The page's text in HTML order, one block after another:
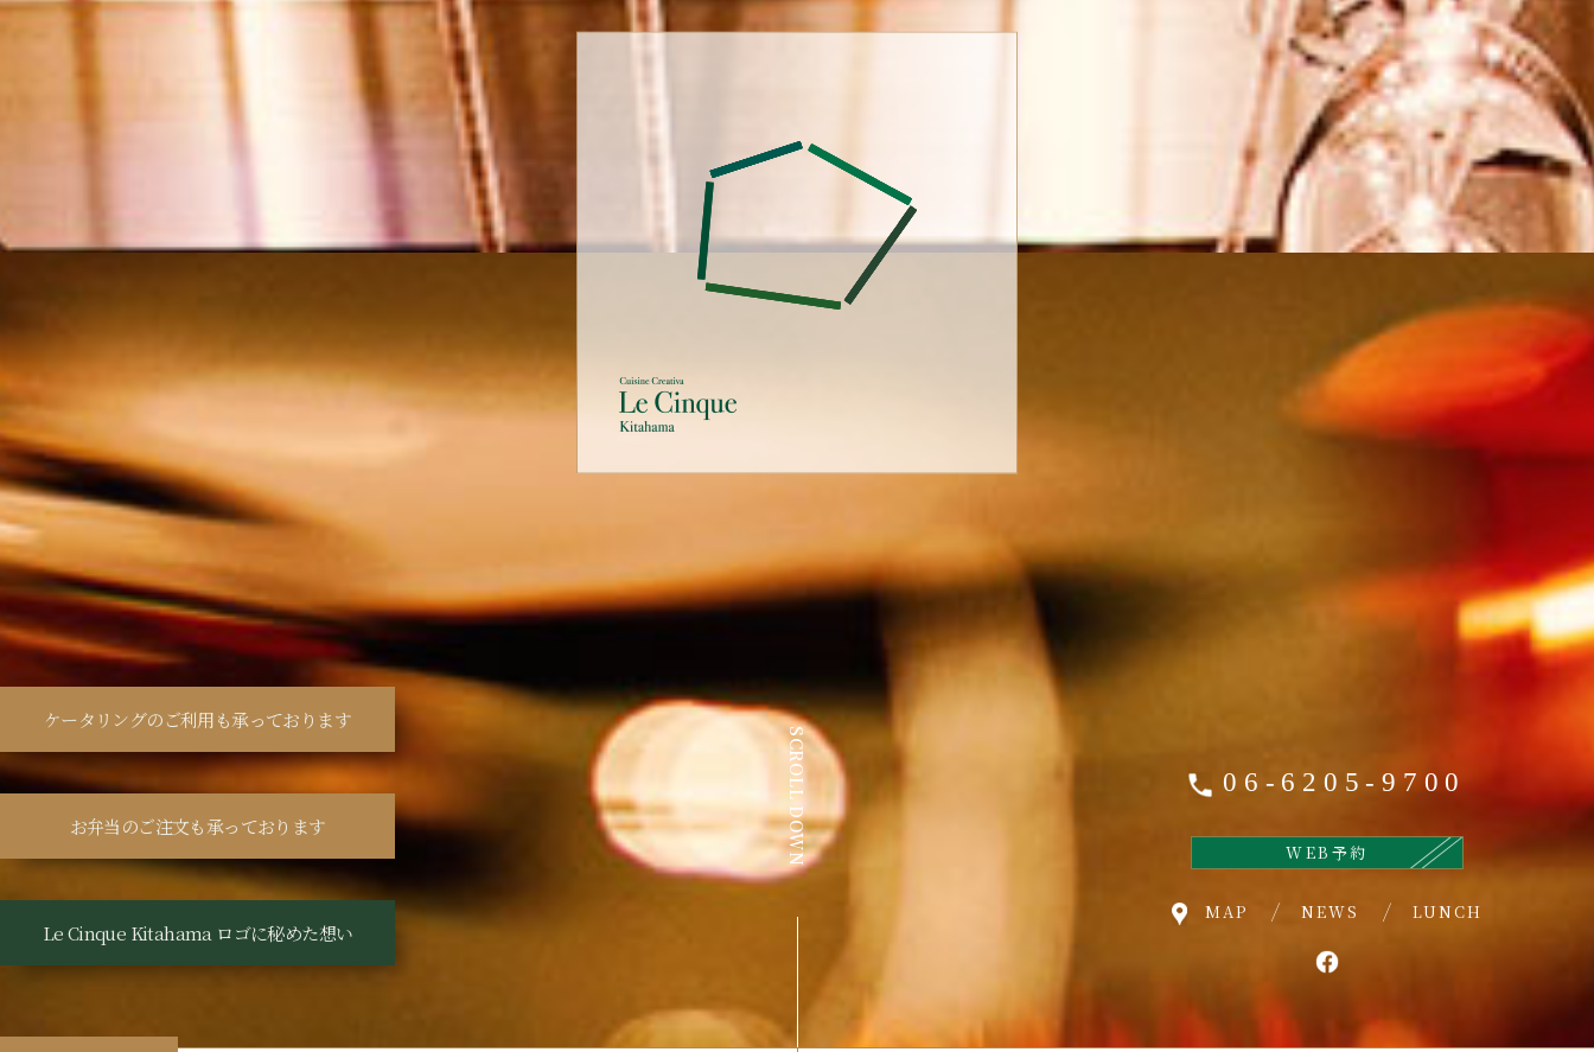
SCROLL DOWN
ケータリングのご利用も承っております
お弁当のご注文も承っております
Le Cinque Kitahama ロゴに秘めた想い
06-6205-9700
WEB予約
MAP NEWS LUNCH